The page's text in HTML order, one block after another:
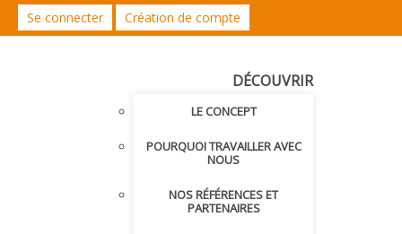
Se connecter Création de compte
DÉCOUVRIR
LE CONCEPT
POURQUOI TRAVAILLER AVEC
NOUS
NOS RÉFÉRENCES ET
PARTENAIRES